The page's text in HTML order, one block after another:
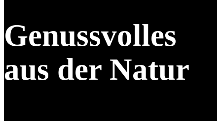
Genussvolles
aus der Natur